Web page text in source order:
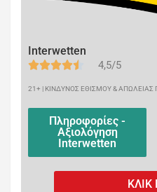
Interwetten
4,5/5
21+ | ΚΙΝΔΥΝΟΣ ΕΘΙΣΜΟΥ & ΑΠΩΛΕΙΑΣ
Πληροφορίες -
Αξιολόγηση
Interwetten
ΚΛΙΚ